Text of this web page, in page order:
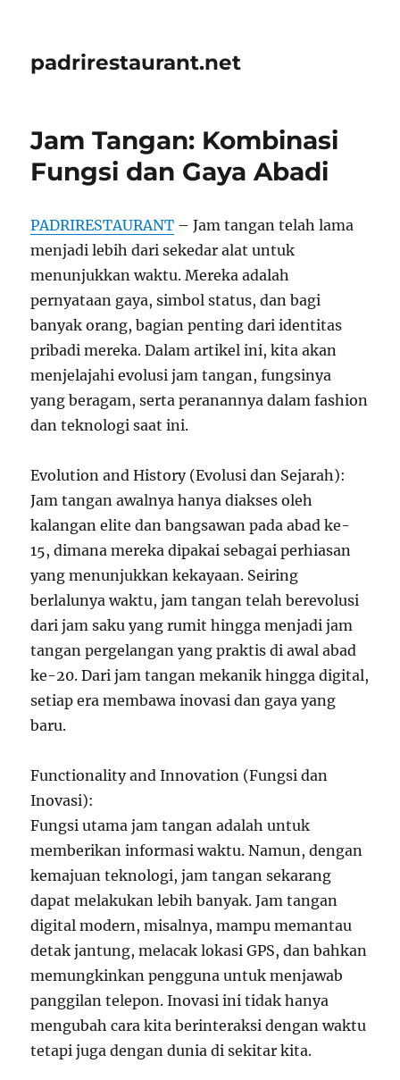
padrirestaurant.net
Jam Tangan: Kombinasi
Fungsi dan Gaya Abadi
PADRIRESTAURANT – Jam tangan telah lama
menjadi lebih dari sekedar alat untuk
menunjukkan waktu. Mereka adalah
pernyataan gaya, simbol status, dan bagi
banyak orang, bagian penting dari identitas
pribadi mereka. Dalam artikel ini, kita akan
menjelajahi evolusi jam tangan, fungsinya
yang beragam, serta peranannya dalam fashion
dan teknologi saat ini.
Evolution and History (Evolusi dan Sejarah):
Jam tangan awalnya hanya diakses oleh
kalangan elite dan bangsawan pada abad ke-
15, dimana mereka dipakai sebagai perhiasan
yang menunjukkan kekayaan. Seiring
berlalunya waktu, jam tangan telah berevolusi
dari jam saku yang rumit hingga menjadi jam
tangan pergelangan yang praktis di awal abad
ke-20. Dari jam tangan mekanik hingga digital,
setiap era membawa inovasi dan gaya yang
baru.
Functionality and Innovation (Fungsi dan
Inovasi):
Fungsi utama jam tangan adalah untuk
memberikan informasi waktu. Namun, dengan
kemajuan teknologi, jam tangan sekarang
dapat melakukan lebih banyak. Jam tangan
digital modern, misalnya, mampu memantau
detak jantung, melacak lokasi GPS, dan bahkan
memungkinkan pengguna untuk menjawab
panggilan telepon. Inovasi ini tidak hanya
mengubah cara kita berinteraksi dengan waktu
tetapi juga dengan dunia di sekitar kita.